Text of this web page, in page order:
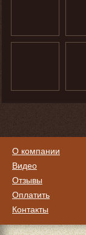
О компании
Видео
Отзывы
Оплатить
Контакты